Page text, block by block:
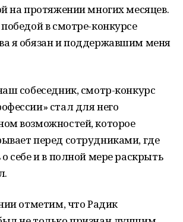
на протяжении многих месяцев.
в смотре-конкурсе
я обязан и поддержавшим меня
собеседник, смотр-конкурс
стал для него
возможностей, которое
перед сотрудниками, где
себе и в полной мере раскрыть
отметим, что Радик